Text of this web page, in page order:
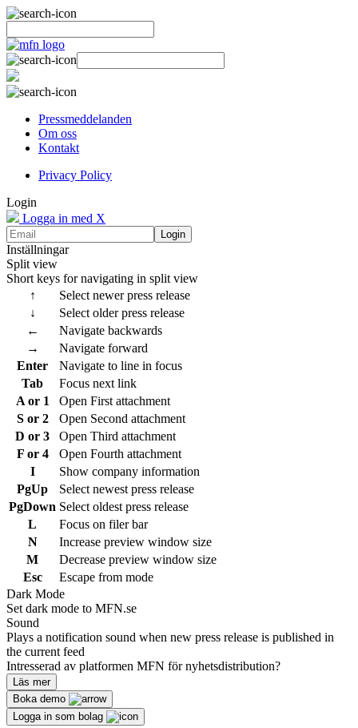
Pressmeddelanden
Om oss
Kontakt
Privacy Policy
Login
Logga in med X
Login
Inställningar
Split view
Short keys for navigating in split view
↑
Select newer press release
↓
Select older press release
←
Navigate backwards
→
Navigate forward
Enter
Navigate to line in focus
Tab
Focus next link
A or 1
Open First attachment
S or 2
Open Second attachment
D or 3
Open Third attachment
F or 4
Open Fourth attachment
I
Show company information
PgUp
Select newest press release
PgDown Select oldest press release
L
Focus on filer bar
N
Increase preview window size
M
Decrease preview window size
Esc
Escape from mode
Dark Mode
Set dark mode to MFN.se
Sound
Plays a notification sound when new press release is published in
the current feed
Intresserad av platformen MFN för nyhetsdistribution?
Läs mer
Boka demo
Logga in som bolag